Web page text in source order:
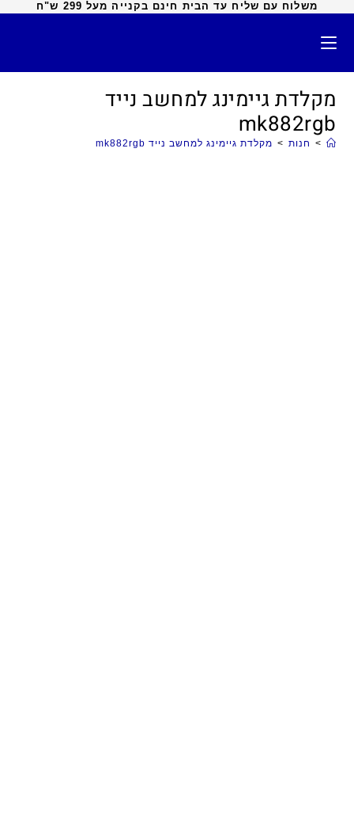
משלוח עם שליח עד הבית חינם בקנייה מעל 299 ש"ח
מקלדת גיימינג למחשב נייד
mk882rgb
> חנות > מקלדת גיימינג למחשב נייד mk882rgb